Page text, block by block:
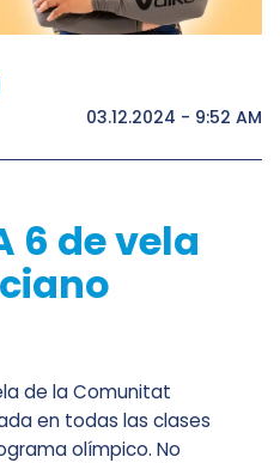
03.12.2024 - 9:52 AM
6 de vela
de la Comunitat
en todas las clases
olímpico. No